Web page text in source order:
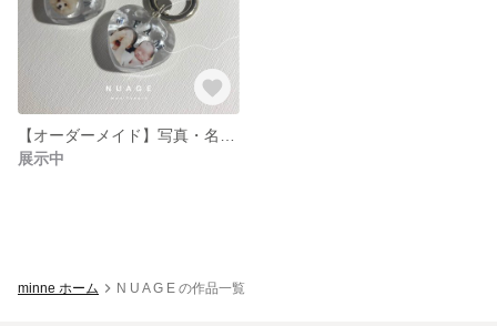
展示中
minne ホーム N U A G E の作品一覧